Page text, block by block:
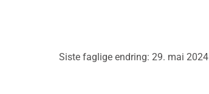
Siste faglige endring: 29. mai 2024